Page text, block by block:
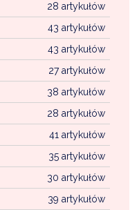
28 artykułów
43 artykułów
43 artykułów
27 artykułów
38 artykułów
28 artykułów
41 artykułów
35 artykułów
30 artykułów
39 artykułów